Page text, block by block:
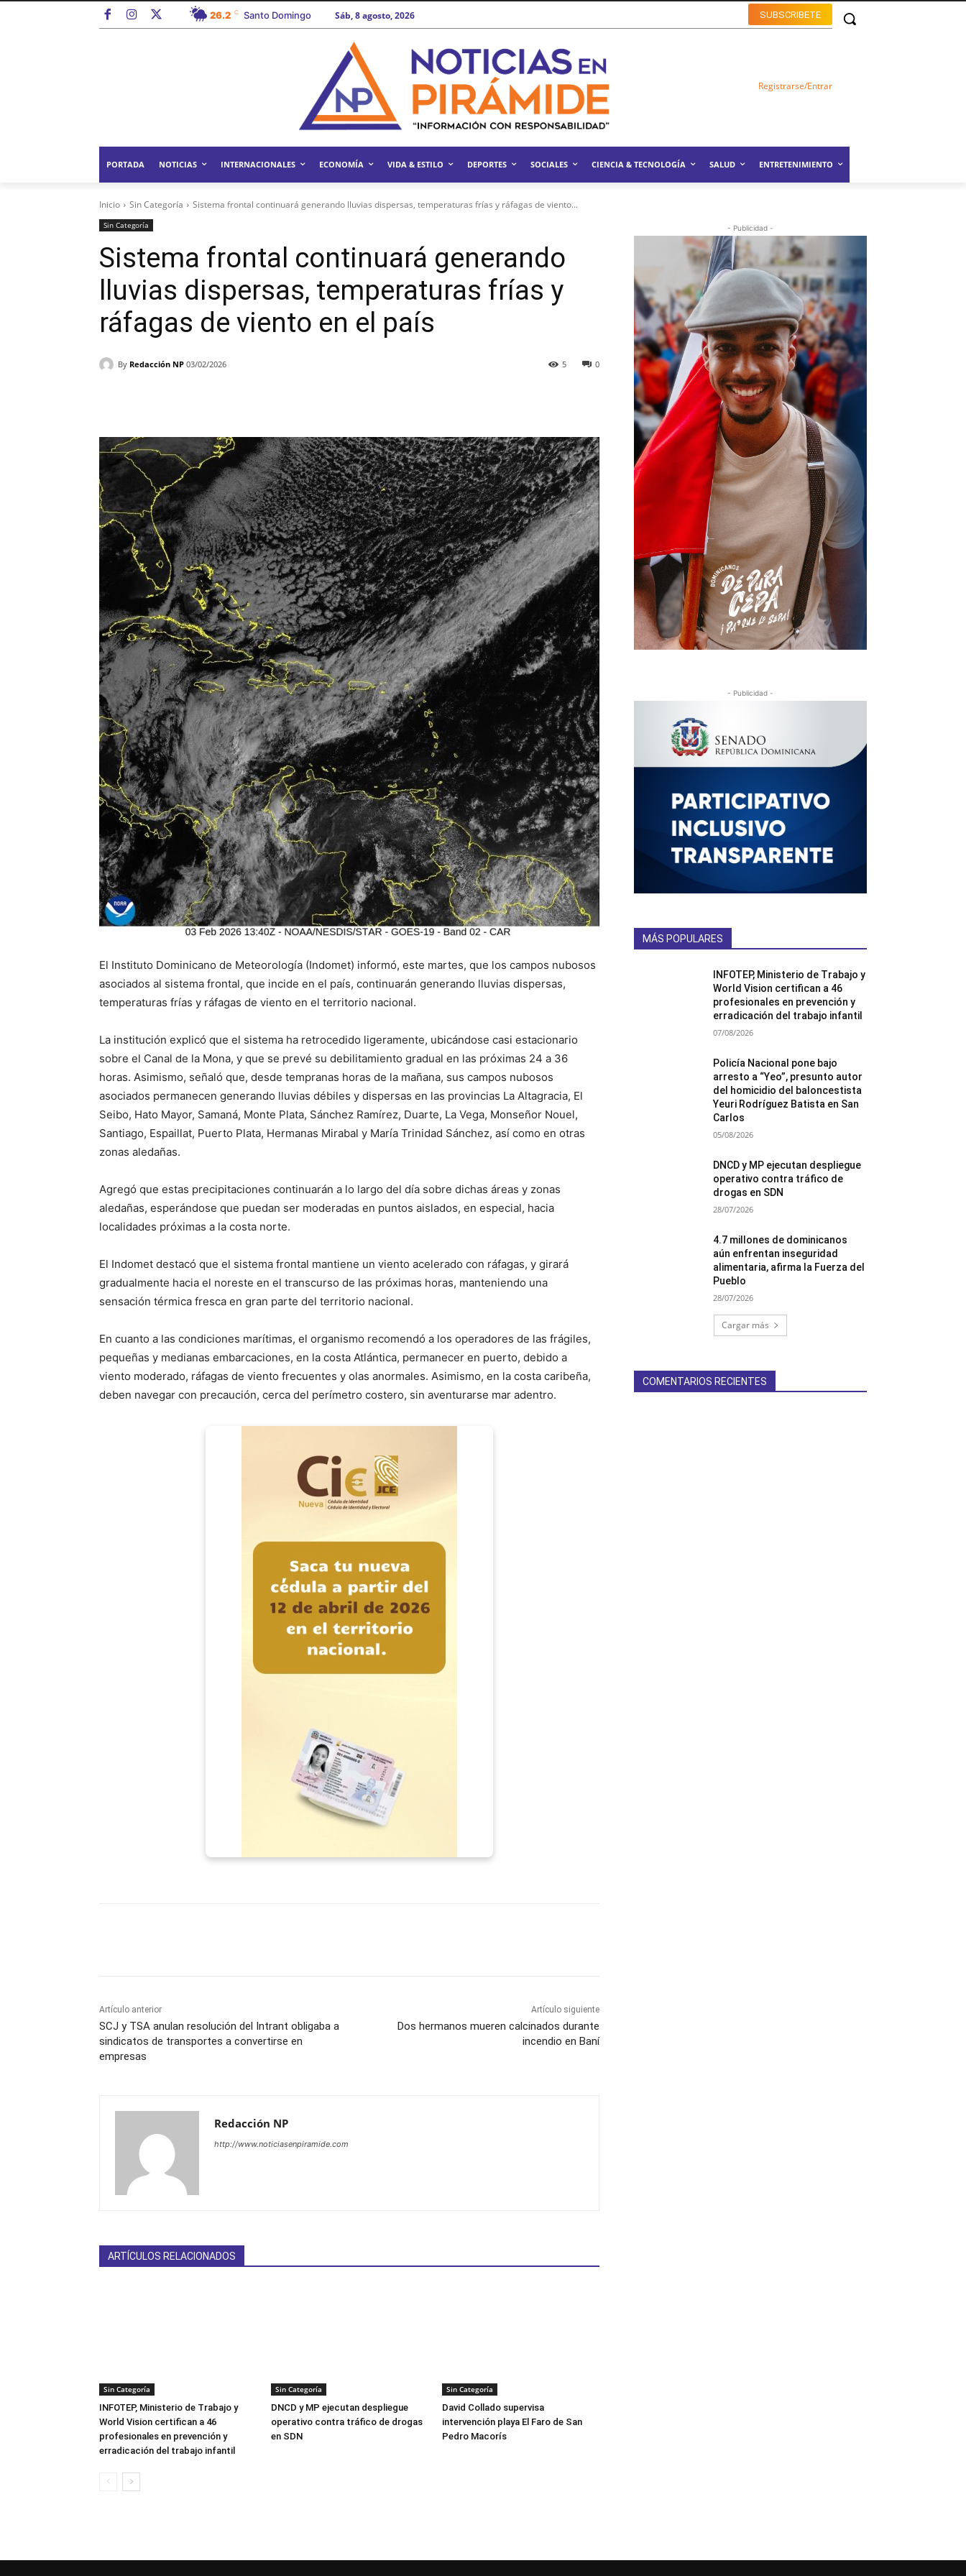
26.2 C Santo Domingo SUBSCRIBETE
Sáb, 8 agosto, 2026
Registrarse/Entrar
PORTADA NOTICIAS INTERNACIONALES ECONOMÍA VIDA & ESTILO DEPORTES SOCIALES CIENCIA & TECNOLOGÍA SALUD ENTRETENIMIENTO
Inicio Sin Categoría Sistema frontal continuará generando lluvias dispersas, temperaturas frías y ráfagas de viento...
Sin Categoría
Sistema frontal continuará generando
lluvias dispersas, temperaturas frías y
ráfagas de viento en el país
By Redacción NP 03/02/2026 0
5
Pinterest Linkedin ReddIt
El Instituto Dominicano de Meteorología (Indomet) informó, este martes, que los campos nubosos
asociados al sistema frontal, que incide en el país, continuarán generando lluvias dispersas,
temperaturas frías y ráfagas de viento en el territorio nacional.
La institución explicó que el sistema ha retrocedido ligeramente, ubicándose casi estacionario
sobre el Canal de la Mona, y que se prevé su debilitamiento gradual en las próximas 24 a 36
horas. Asimismo, señaló que, desde tempranas horas de la mañana, sus campos nubosos
asociados permanecen generando lluvias débiles y dispersas en las provincias La Altagracia, El
Seibo, Hato Mayor, Samaná, Monte Plata, Sánchez Ramírez, Duarte, La Vega, Monseñor Nouel,
Santiago, Espaillat, Puerto Plata, Hermanas Mirabal y María Trinidad Sánchez, así como en otras
zonas aledañas.
Agregó que estas precipitaciones continuarán a lo largo del día sobre dichas áreas y zonas
aledañas, esperándose que puedan ser moderadas en puntos aislados, en especial, hacia
localidades próximas a la costa norte.
El Indomet destacó que el sistema frontal mantiene un viento acelerado con ráfagas, y girará
gradualmente hacia el noreste en el transcurso de las próximas horas, manteniendo una
sensación térmica fresca en gran parte del territorio nacional.
En cuanto a las condiciones marítimas, el organismo recomendó a los operadores de las frágiles,
pequeñas y medianas embarcaciones, en la costa Atlántica, permanecer en puerto, debido a
viento moderado, ráfagas de viento frecuentes y olas anormales. Asimismo, en la costa caribeña,
deben navegar con precaución, cerca del perímetro costero, sin aventurarse mar adentro.
Artículo anterior
SCJ y TSA anulan resolución del Intrant obligaba a
sindicatos de transportes a convertirse en
empresas
Artículo siguiente
Dos hermanos mueren calcinados durante
incendio en Baní
Redacción NP
http://www.noticiasenpiramide.com
ARTÍCULOS RELACIONADOS
Sin Categoría
INFOTEP, Ministerio de Trabajo y
World Vision certifican a 46
profesionales en prevención y
erradicación del trabajo infantil
Sin Categoría
DNCD y MP ejecutan despliegue
operativo contra tráfico de drogas
en SDN
Sin Categoría
David Collado supervisa
intervención playa El Faro de San
Pedro Macorís
- Publicidad -
- Publicidad -
MÁS POPULARES
INFOTEP, Ministerio de Trabajo y
World Vision certifican a 46
profesionales en prevención y
erradicación del trabajo infantil
07/08/2026
Policía Nacional pone bajo
arresto a “Yeo”, presunto autor
del homicidio del baloncestista
Yeuri Rodríguez Batista en San
Carlos
05/08/2026
DNCD y MP ejecutan despliegue
operativo contra tráfico de
drogas en SDN
28/07/2026
4.7 millones de dominicanos
aún enfrentan inseguridad
alimentaria, afirma la Fuerza del
Pueblo
28/07/2026
Cargar más
COMENTARIOS RECIENTES